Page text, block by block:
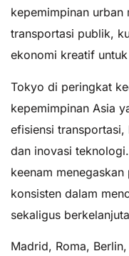
kepemimpinan urban
transportasi publik,
ekonomi kreatif
Tokyo di peringkat
kepemimpinan Asia
efisiensi
dan inovasi
keenam
konsisten dalam
sekaligus
Madrid, Roma,